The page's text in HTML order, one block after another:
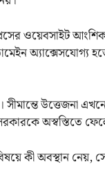
ওয়েবসাইট
অ্যাক্সেসযোগ্য
সীমান্তে উত্তেজনা
অস্বস্তিতে
কী অবস্থান নেয়,